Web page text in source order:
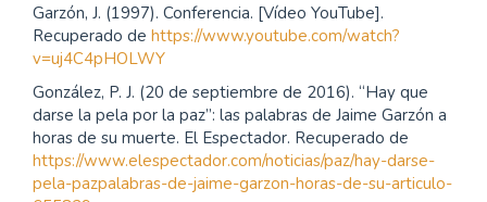
Garzón, J. (1997). Conferencia. [Vídeo YouTube].
Recuperado de https://www.youtube.com/watch?
v=uj4C4pHOLWY
González, P. J. (20 de septiembre de 2016). “Hay que
darse la pela por la paz”: las palabras de Jaime Garzón a
horas de su muerte. El Espectador. Recuperado de
https://www.elespectador.com/noticias/paz/hay-darse-
pela-pazpalabras-de-jaime-garzon-horas-de-su-articulo-